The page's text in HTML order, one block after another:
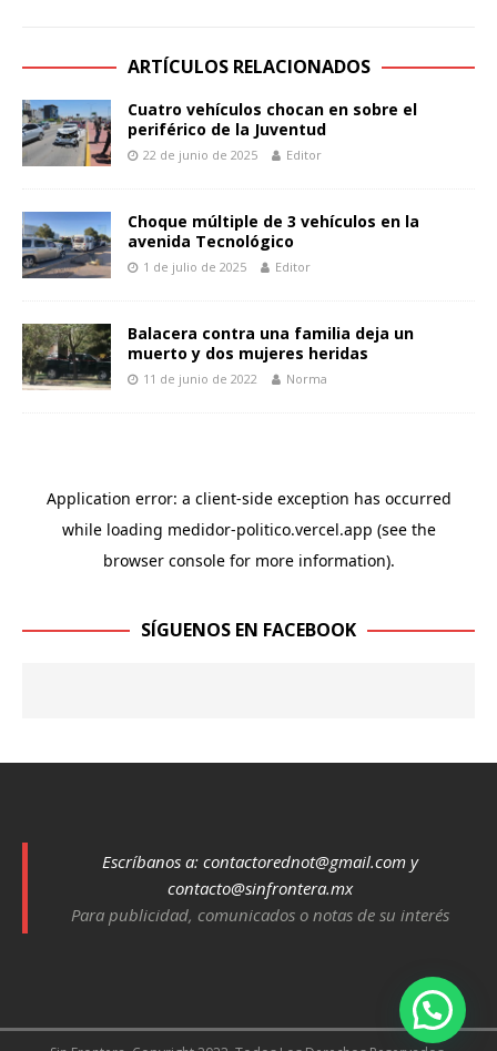
ARTÍCULOS RELACIONADOS
Cuatro vehículos chocan en sobre el
periférico de la Juventud
22 de junio de 2025 Editor
Choque múltiple de 3 vehículos en la
avenida Tecnológico
1 de julio de 2025 Editor
Balacera contra una familia deja un
muerto y dos mujeres heridas
11 de junio de 2022 Norma
SÍGUENOS EN FACEBOOK
Escríbanos a: contactorednot@gmail.comy
contacto@sinfrontera.mx
Para publicidad, comunicados o notas de su interés